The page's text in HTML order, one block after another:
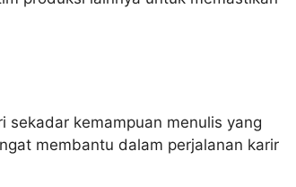
sekadar kemampuan menulis yang
membantu dalam perjalanan karir